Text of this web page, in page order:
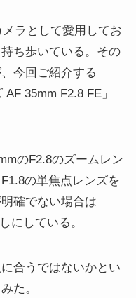
ラとして愛用してお
ち歩いている。その
今回ご紹介する
35mm F2.8 FE」
のF2.8のズームレン
の単焦点レンズを
確でない場合は
にしている。
合うではないかとい
た。